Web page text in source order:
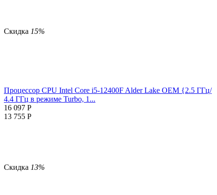
Скидка 15%
Процессор CPU Intel Core i5-12400F Alder Lake OEM {2.5 ГГц/
4.4 ГГц в режиме Turbo, 1...
16 097 Р
13 755 Р
Скидка 13%